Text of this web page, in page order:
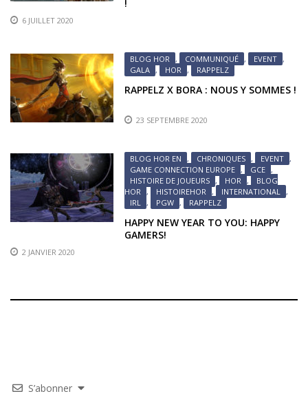
!
6 JUILLET 2020
BLOG HOR , COMMUNIQUÉ , EVENT ,
GALA , HOR , RAPPELZ
RAPPELZ X BORA : NOUS Y SOMMES !
23 SEPTEMBRE 2020
BLOG HOR EN , CHRONIQUES , EVENT ,
GAME CONNECTION EUROPE , GCE ,
HISTOIRE DE JOUEURS , HOR ,
BLOG
HOR
, HISTOIREHOR , INTERNATIONAL
,
IRL
, PGW , RAPPELZ
HAPPY NEW YEAR TO YOU: HAPPY
GAMERS!
2 JANVIER 2020
S’abonner